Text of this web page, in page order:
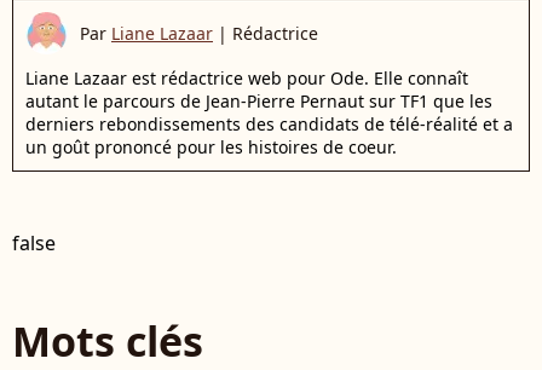
Par Liane Lazaar | Rédactrice
Liane Lazaar est rédactrice web pour Ode. Elle connaît
autant le parcours de Jean-Pierre Pernaut sur TF1 que les
derniers rebondissements des candidats de télé-réalité et a
un goût prononcé pour les histoires de coeur.
false
Mots clés